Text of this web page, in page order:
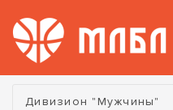
Турнир:
Дивизион "Мужчины"